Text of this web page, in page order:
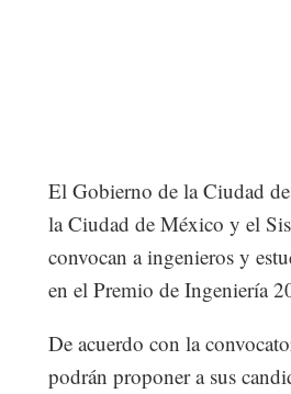
El Gobierno de la Ciudad
la Ciudad de México y el
convocan a ingenieros y
en el Premio de Ingeniería
De acuerdo con la
podrán proponer a sus